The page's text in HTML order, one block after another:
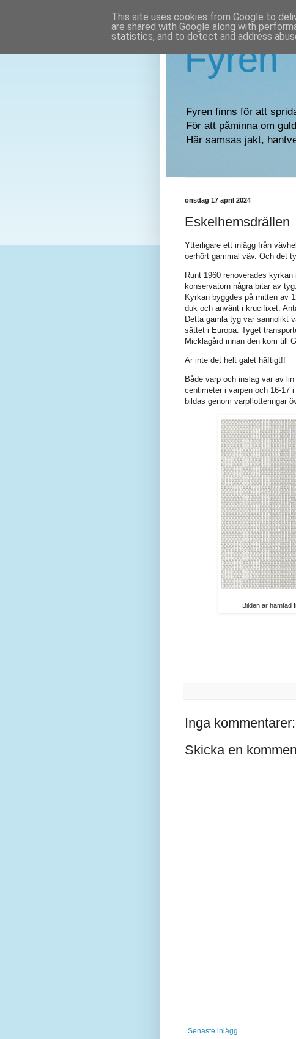
Fyren
Fyren finns för att
För att påminna om
Här samsas jakt,
onsdag 17 april 2024
Eskelhemsdrällen
Ytterligare ett inlägg från
oerhört gammal väv. Och det
Runt 1960 renoverades
konservatorn några bitar av tyg.
Kyrkan byggdes på mitten av
duk och använt i krucifixet.
Detta gamla tyg var sannolikt
sättet i Europa. Tyget
Micklagård innan den kom till
Är inte det helt galet häftigt!!
Både varp och inslag var av
centimeter i varpen och 16-17
bildas genom varpflotteringar
Bilden är hämtad
Inga kommentarer:
Skicka en
Senaste inlägg
This site uses cookies from Google to
are shared with Google along with
statistics, and to detect and address